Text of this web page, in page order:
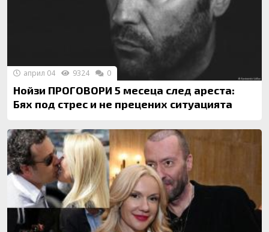
Нойзи ПРОГОВОРИ 5 месеца след ареста:
Бях под стрес и не прецених ситуацията
април 04 9324 0